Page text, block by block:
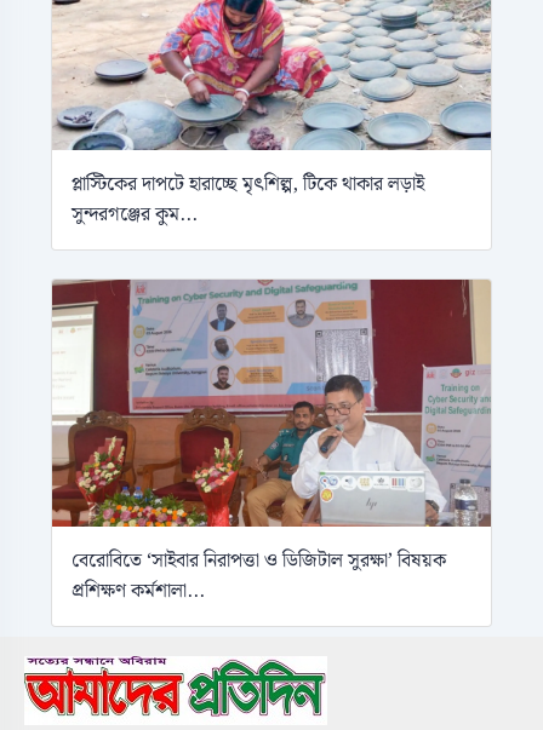
প্লাস্টিকের দাপটে হারাচ্ছে মৃৎশিল্প, টিকে থাকার লড়াই
সুন্দরগঞ্জের কুম...
বেরোবিতে ‘সাইবার নিরাপত্তা ও ডিজিটাল সুরক্ষা’ বিষয়ক
প্রশিক্ষণ কর্মশালা...